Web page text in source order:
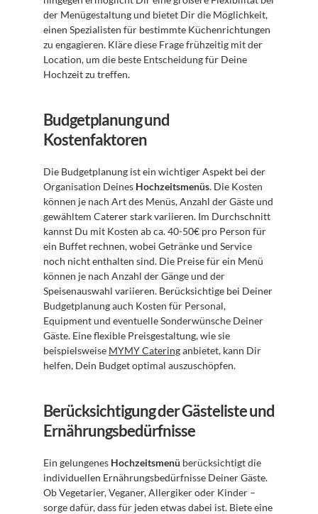
der Menügestaltung und bietet Dir die Möglichkeit,
einen Spezialisten für bestimmte Küchenrichtungen
zu engagieren. Kläre diese Frage frühzeitig mit der
Location, um die beste Entscheidung für Deine
Hochzeit zu treffen.
Budgetplanung und
Kostenfaktoren
Die Budgetplanung ist ein wichtiger Aspekt bei der
Organisation Deines Hochzeitsmenüs. Die Kosten
können je nach Art des Menüs, Anzahl der Gäste und
gewähltem Caterer stark variieren. Im Durchschnitt
kannst Du mit Kosten ab ca. 40-50€ pro Person für
ein Buffet rechnen, wobei Getränke und Service
noch nicht enthalten sind. Die Preise für ein Menü
können je nach Anzahl der Gänge und der
Speisenauswahl variieren. Berücksichtige bei Deiner
Budgetplanung auch Kosten für Personal,
Equipment und eventuelle Sonderwünsche Deiner
Gäste. Eine flexible Preisgestaltung, wie sie
beispielsweise MYMY Catering anbietet, kann Dir
helfen, Dein Budget optimal auszuschöpfen.
Berücksichtigung der Gästeliste und
Ernährungsbedürfnisse
Ein gelungenes Hochzeitsmenü berücksichtigt die
individuellen Ernährungsbedürfnisse Deiner Gäste.
Ob Vegetarier, Veganer, Allergiker oder Kinder –
sorge dafür, dass für jeden etwas dabei ist. Biete eine